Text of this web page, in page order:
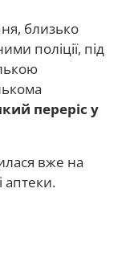
близько
поліції, під
переріс у
вже на
аптеки.